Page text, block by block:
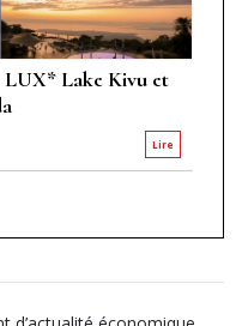
Lake Kivu et
Lire